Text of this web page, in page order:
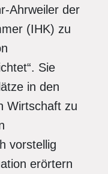
Ahrweiler der
(IHK) zu
Sie
in den
Wirtschaft zu
vorstellig
erörtern